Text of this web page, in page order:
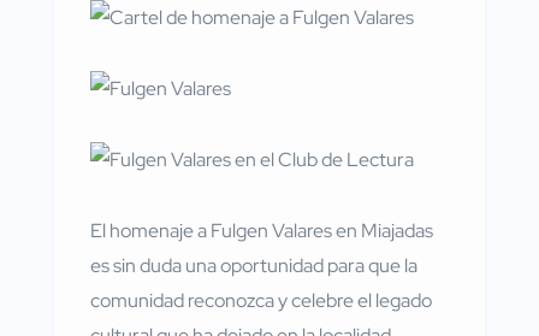
El homenaje a Fulgen Valares en Miajadas
es sin duda una oportunidad para que la
comunidad reconozca y celebre el legado